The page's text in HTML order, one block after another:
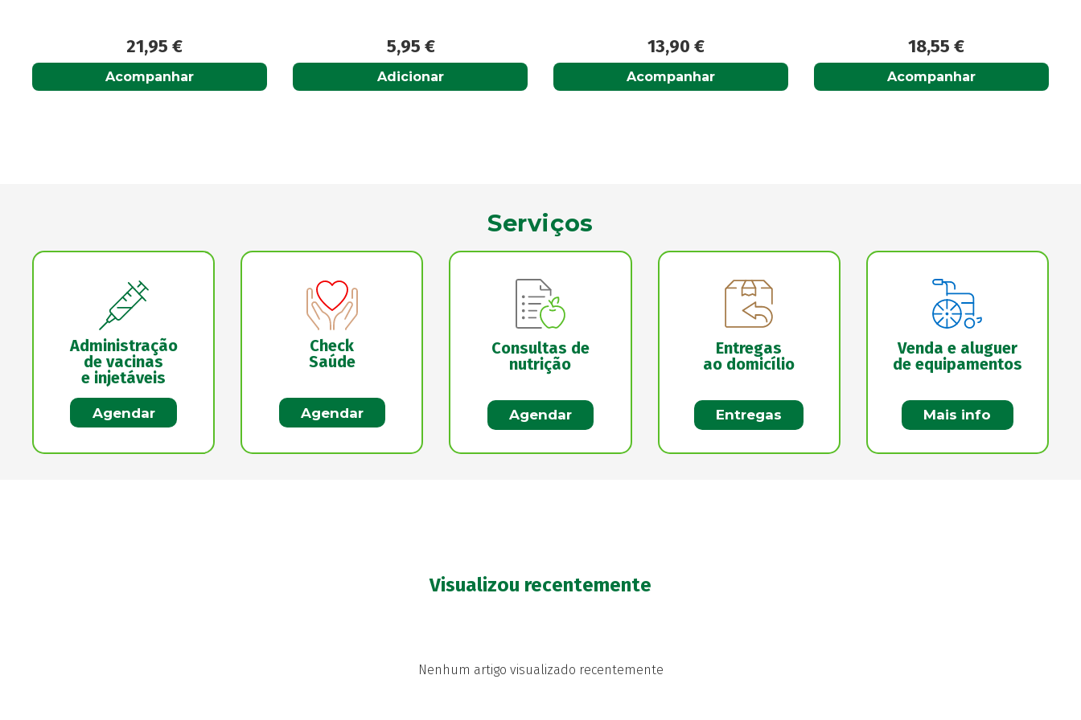
5,95€
Adicionar
13,90€
Acompanhar
18,55 €
Acompanhar
12,95 €
Adicionar
Serviços
Administração
de vacinas
e injetáveis
Agendar
Check
Saúde
Agendar
Consultas de
nutrição
Agendar
Entregas
ao domicílio
Entregas
Venda e aluguer
de equipamentos
Mais info
Visualizou recentemente
Nenhum artigo visualizado recentemente